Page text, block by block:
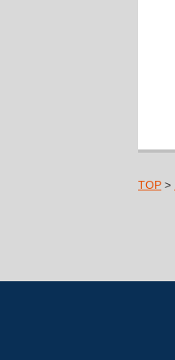
TOP >